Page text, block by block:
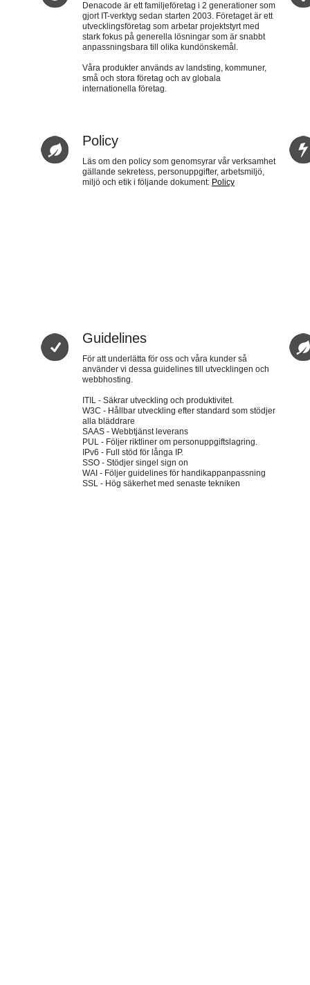
Denacode är ett familjeföretag i 2 generationer som
gjort IT-verktyg sedan starten 2003. Företaget är ett
utvecklingsföretag som arbetar projektstyrt med
stark fokus på generella lösningar som är snabbt
anpassningsbara till olika kundönskemål.
Våra produkter används av landsting, kommuner,
små och stora företag och av globala
internationella företag.
Policy
Läs om den policy som genomsyrar vår verksamhet
gällande sekretess, personuppgifter, arbetsmiljö,
miljö och etik i följande dokument: Policy
Guidelines
För att underlätta för oss och våra kunder så
använder vi dessa guidelines till utvecklingen och
webbhosting.
ITIL - Säkrar utveckling och produktivitet.
W3C - Hållbar utveckling efter standard som stödjer
alla bläddrare
SAAS - Webbtjänst leverans
PUL - Följer riktliner om personuppgiftslagring.
IPv6 - Full stöd för långa IP.
SSO - Stödjer singel sign on
WAI - Följer guidelines för handikappanpassning
SSL - Hög säkerhet med senaste tekniken